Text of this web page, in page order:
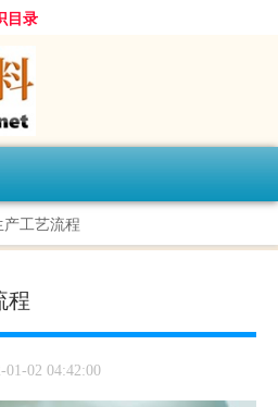
目录
工艺流程
程
01-02 04:42:00